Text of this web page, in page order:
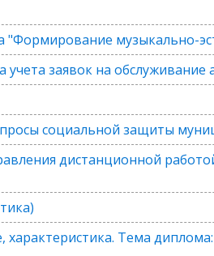
музыкально-
заявок на
социальной защиты
дистанционной
Тема